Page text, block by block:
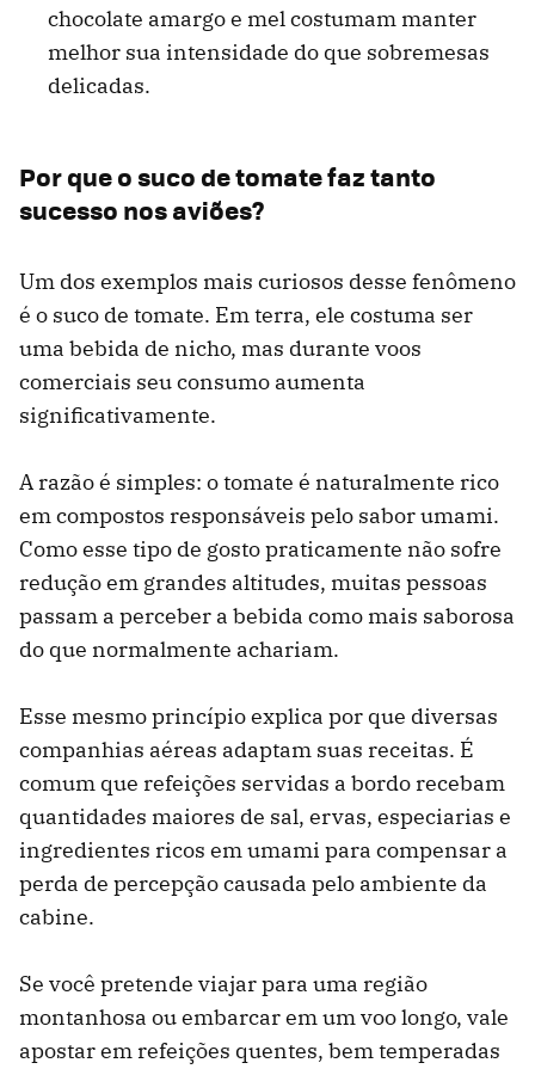
chocolate amargo e mel costumam manter
melhor sua intensidade do que sobremesas
delicadas.
Por que o suco de tomate faz tanto
sucesso nos aviões?
Um dos exemplos mais curiosos desse fenômeno
é o suco de tomate. Em terra, ele costuma ser
uma bebida de nicho, mas durante voos
comerciais seu consumo aumenta
significativamente.
A razão é simples: o tomate é naturalmente rico
em compostos responsáveis pelo sabor umami.
Como esse tipo de gosto praticamente não sofre
redução em grandes altitudes, muitas pessoas
passam a perceber a bebida como mais saborosa
do que normalmente achariam.
Esse mesmo princípio explica por que diversas
companhias aéreas adaptam suas receitas. É
comum que refeições servidas a bordo recebam
quantidades maiores de sal, ervas, especiarias e
ingredientes ricos em umami para compensar a
perda de percepção causada pelo ambiente da
cabine.
Se você pretende viajar para uma região
montanhosa ou embarcar em um voo longo, vale
apostar em refeições quentes, bem temperadas